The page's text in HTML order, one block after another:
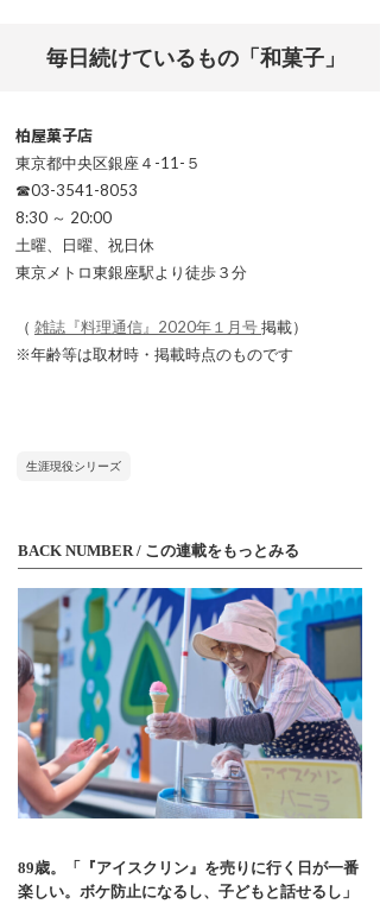
毎日続けているもの「和菓子」
柏屋菓子店
東京都中央区銀座４-11-５
☎03-3541-8053
8:30 ～ 20:00
土曜、日曜、祝日休
東京メトロ東銀座駅より徒歩３分
（ 雑誌『料理通信』2020年１月号掲載）
※年齢等は取材時・掲載時点のものです
生涯現役シリーズ
BACK NUMBER / この連載をもっとみる
89歳。「『アイスクリン』を売りに行く日が一番
楽しい。ボケ防止になるし、子どもと話せるし」